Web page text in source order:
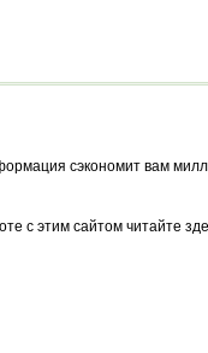
сэкономит вам
с этим сайтом читайте